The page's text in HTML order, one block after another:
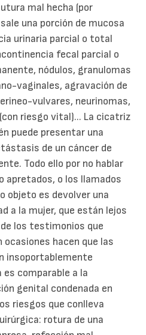
mal hecha (por
una porción de mucosa
urinaria parcial o total
fecal parcial o
nódulos, granulomas
vaginales, agravación de
vulvares, neurinomas,
riesgo vital)... La cicatriz
puede presentar una
de un cáncer de
Todo ello por no hablar
apretados, o los llamados
objeto es devolver una
a la mujer, que están lejos
los testimonios que
ocasiones hacen que las
insoportablemente
comparable a la
genital condenada en
riesgos que conlleva
rotura de una